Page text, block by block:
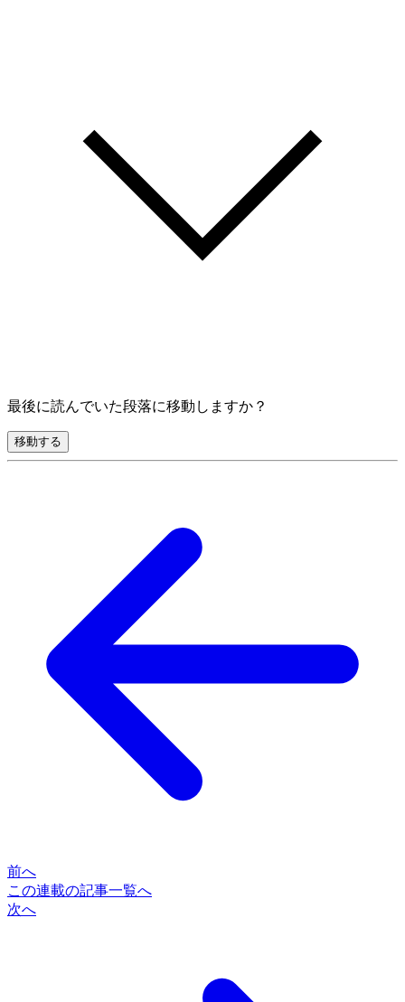
最後に読んでいた段落に移動しますか？
移動する
前へ
この連載の記事一覧へ
次へ